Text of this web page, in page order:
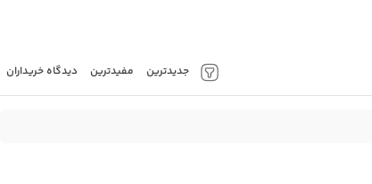
جدیدترین مفیدترین دیدگاه خریداران